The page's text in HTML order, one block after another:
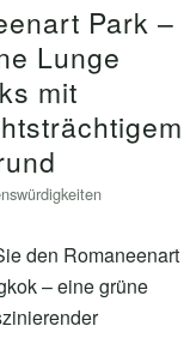
Park –
Lunge
mit
den Romaneenart
– eine grüne